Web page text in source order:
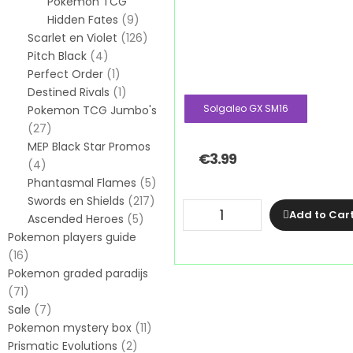
Hidden Fates (9)
Scarlet en Violet (126)
Pitch Black (4)
Perfect Order (1)
Destined Rivals (1)
Pokemon TCG Jumbo's
(27)
MEP Black Star Promos
(4)
Phantasmal Flames (5)
Swords en Shields (217)
Ascended Heroes (5)
Pokemon players guide
(16)
Pokemon graded paradijs
(71)
Sale (7)
Pokemon mystery box (11)
Prismatic Evolutions (2)
Solgaleo GX SM16
€3.99
Add to